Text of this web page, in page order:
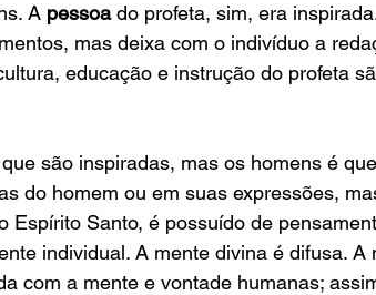
A pessoa do profeta, sim, era
mas deixa com o indivíduo a
educação e instrução do profeta
são inspiradas, mas os homens é
do homem ou em suas expressões,
Espírito Santo, é possuído de
individual. A mente divina é difusa. A
com a mente e vontade humanas;